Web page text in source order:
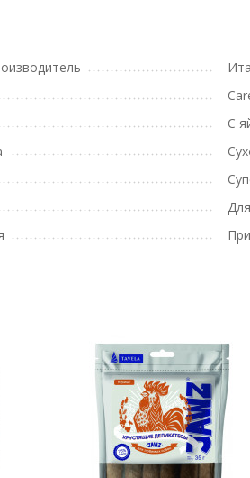
С